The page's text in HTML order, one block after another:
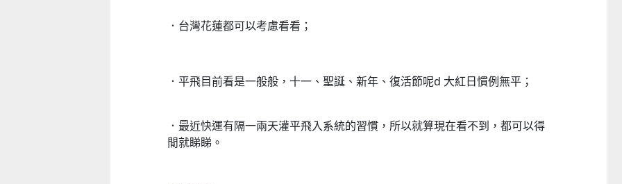
．台灣花蓮都可以考慮看看；
．平飛目前看是一般般，十一、聖誕、新年、復活節呢d 大紅日慣例無平；
．最近快運有隔一兩天灌平飛入系統的習慣，所以就算現在看不到，都可以得
閒就睇睇。
嬰幼兒親子閱讀推廣活動-嬰幼繪本 方舟澳門藝術學會呈獻2026《藝力